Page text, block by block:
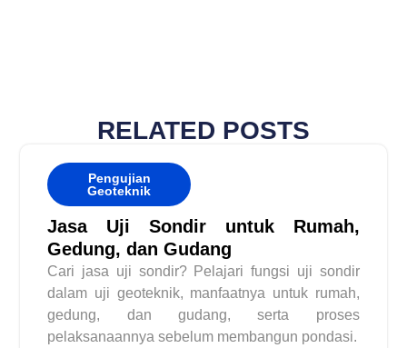
RELATED POSTS
Pengujian
Geoteknik
Jasa Uji Sondir untuk Rumah,
Gedung, dan Gudang
Cari jasa uji sondir? Pelajari fungsi uji sondir
dalam uji geoteknik, manfaatnya untuk rumah,
gedung, dan gudang, serta proses
pelaksanaannya sebelum membangun pondasi.